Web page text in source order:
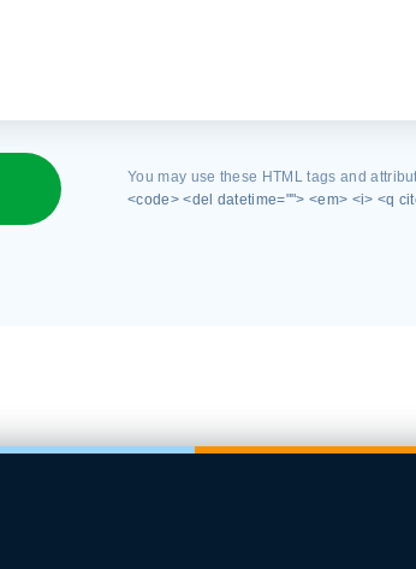
You may use these HTML tags and
<code> <del datetime=""> <em> <i> <q